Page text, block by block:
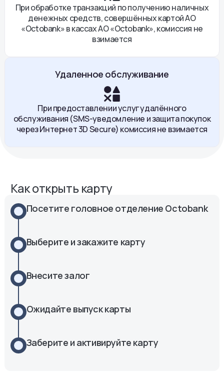
При обработке транзакций по получению наличных
денежных средств, совершённых картой АО
«Octobank» в кассах АО «Octobank», комиссия не
взимается
Удаленное обслуживание
При предоставлении услуг удалённого
обслуживания (SMS-уведомление и защита покупок
через Интернет 3D Secure) комиссия не взимается
Как открыть карту
Посетите головное отделение Octobank
Выберите и закажите карту
Внесите залог
Ожидайте выпуск карты
Заберите и активируйте карту